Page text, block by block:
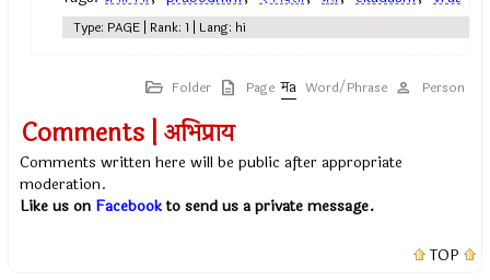
Type: PAGE | Rank: 1 | Lang: hi
Folder Page Word/Phrase Person
Comments | अभिप्राय
Comments written here will be public after appropriate
moderation.
Like us on Facebookto send us a private message.
TOP